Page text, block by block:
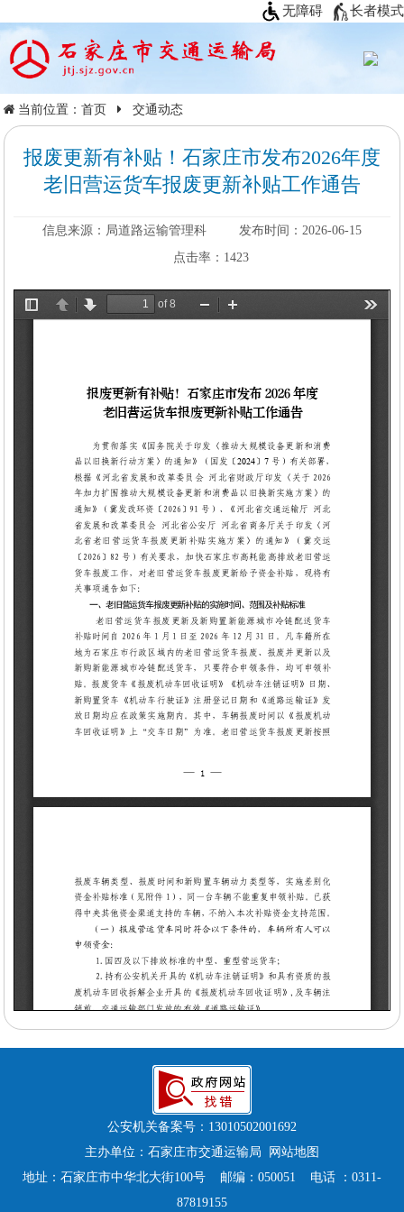
无障碍 长者模式
当前位置：首页 交通动态
报废更新有补贴！石家庄市发布2026年度
老旧营运货车报废更新补贴工作通告
信息来源：局道路运输管理科
发布时间：2026-06-15
点击率： 1423
公安机关备案号： 13010502001692
主办单位：石家庄市交通运输局
网站地图
地址：石家庄市中华北大街100号 邮编：050051 电话 ：0311-
87819155